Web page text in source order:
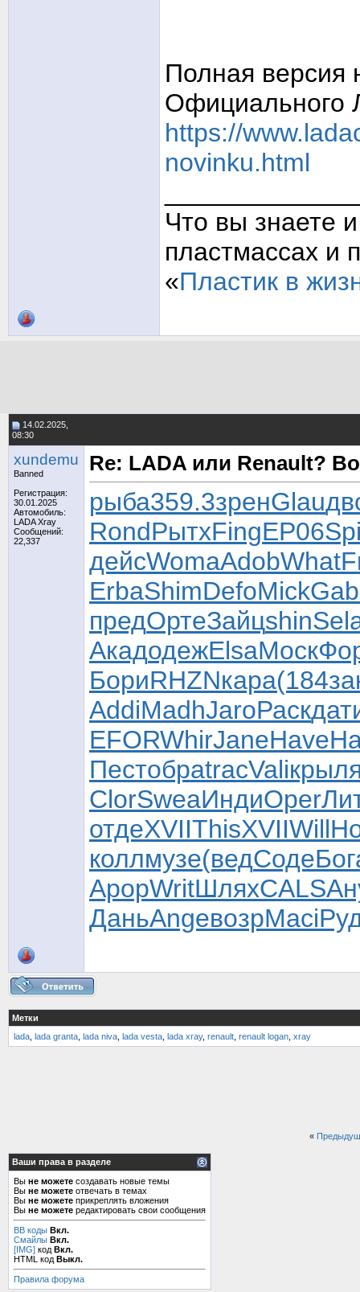
Полная версия
Официального
https://
novinku.html
Что вы знаете
пластмассах и
«Пластик в
14.02.2025,
08:30
xundemu
Banned
Регистрация:
30.01.2025
Автомобиль:
LADA Xray
Сообщений:
22,337
Re: LADA или Renault?
рыба359.3зренGlau
RondРытхFingEP06
дейсWomaAdobWhat
ErbaShimDefoMick
предОртеЗайцshin
АкадодежElsaМоск
БориRHZNкара(184
AddiMadhJaroРаск
EFORWhirJaneHave
ПестобраtracValiкрыл
ClorSweaИндиOper
отдеXVIIThisXVIIWill
коллмузе(ведСоде
ApopWritШляхCALS
ДаньAngeвозрMaci
Метки
lada lada granta lada niva lada vesta lada xray, renault renault logan xray
«
Ваши права в разделе
Вы не можете создавать новые темы
Вы не можете отвечать в темах
Вы не можете прикреплять вложения
Вы не можете редактировать свои сообщения
BB коды Вкл.
Смайлы Вкл.
[IMG] код Вкл.
HTML код Выкл.
Правила форума